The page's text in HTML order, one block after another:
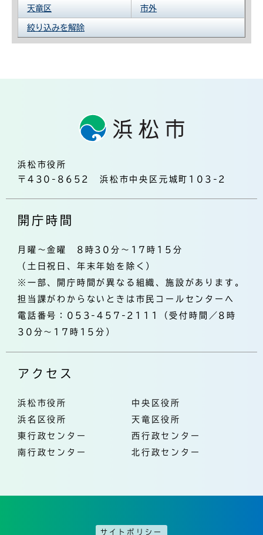
天竜区 市外
絞り込みを解除
浜松市役所
〒430-8652 浜松市中央区元城町103-2
開庁時間
月曜～金曜 8時30分～17時15分
（土日祝日、年末年始を除く）
※一部、開庁時間が異なる組織、施設があります。
担当課がわからないときは市民コールセンターへ
電話番号：053-457-2111（受付時間／8時
30分～17時15分）
アクセス
浜松市役所
中央区役所
浜名区役所
天竜区役所
東行政センター
西行政センター
南行政センター
北行政センター
サイトポリシー